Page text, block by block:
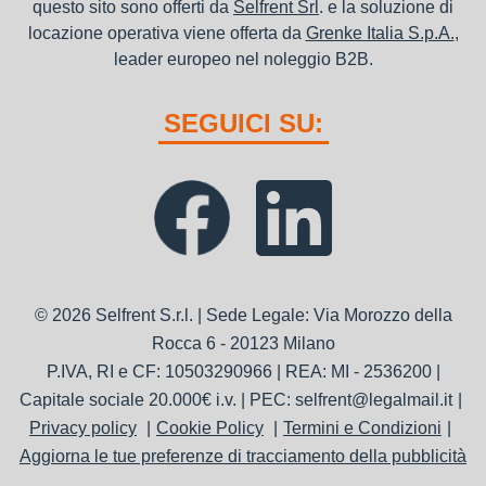
questo sito sono offerti da Selfrent Srl . e la soluzione di
locazione operativa viene offerta da Grenke Italia S.p.A.,
leader europeo nel noleggio B2B.
SEGUICI SU:
© 2026 Selfrent S.r.l. | Sede Legale: Via Morozzo della
Rocca 6 - 20123 Milano
P.IVA, RI e CF: 10503290966 | REA: MI - 2536200 |
Capitale sociale 20.000€ i.v. | PEC: selfrent@legalmail.it
Privacy policy
Cookie Policy
Termini e Condizioni
Aggiorna le tue preferenze di tracciamento della pubblicità